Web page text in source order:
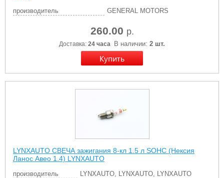
производитель GENERAL MOTORS
260.00 р.
Доставка: 24 часа В наличии: 2 шт.
LYNXAUTO СВЕЧА зажигания 8-кл 1.5 л SOHC (Нексия
Ланос Авео 1.4) LYNXAUTO
производитель LYNXAUTO, LYNXAUTO, LYNXAUTO